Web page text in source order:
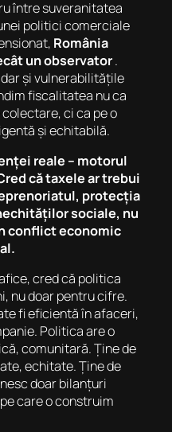
între suveranitatea
politici comerciale
România
un observator.
și vulnerabilitățile
fiscalitatea nu ca
ci ca pe o
și echitabilă.
reale – motorul
că taxele ar trebui
protecția
sociale, nu
conflict economic
cred că politica
nu doar pentru cifre.
fi eficientă în afaceri,
Politica are o
comunitară. Ține de
echitate. Ține de
doar bilanțuri
care o construim